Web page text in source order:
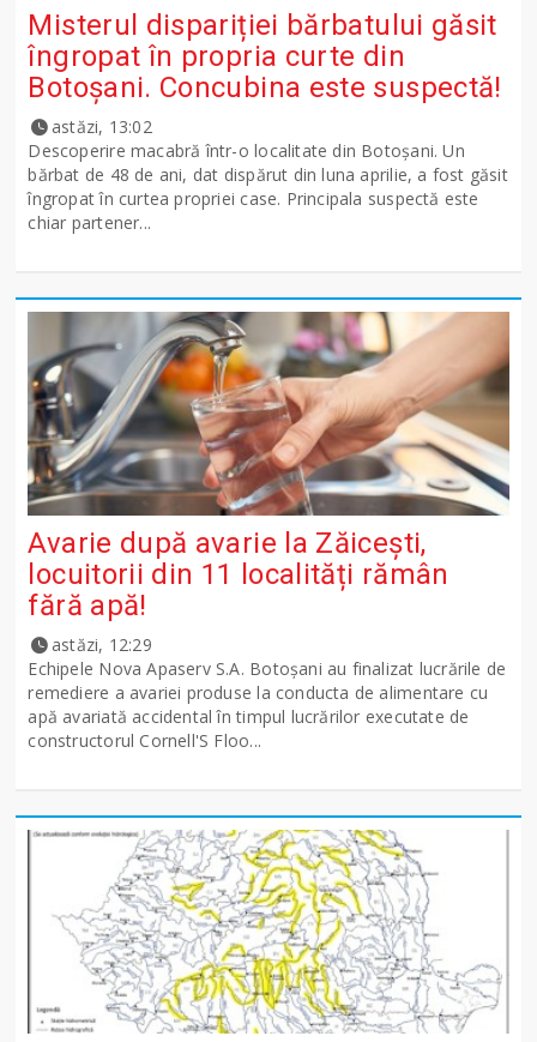
Misterul dispariției bărbatului găsit
îngropat în propria curte din
Botoșani. Concubina este suspectă!
astăzi, 13:02
Descoperire macabră într-o localitate din Botoșani. Un
bărbat de 48 de ani, dat dispărut din luna aprilie, a fost găsit
îngropat în curtea propriei case. Principala suspectă este
chiar partener...
Avarie după avarie la Zăicești,
locuitorii din 11 localități rămân
fără apă!
astăzi, 12:29
Echipele Nova Apaserv S.A. Botoșani au finalizat lucrările de
remediere a avariei produse la conducta de alimentare cu
apă avariată accidental în timpul lucrărilor executate de
constructorul Cornell'S Floo...